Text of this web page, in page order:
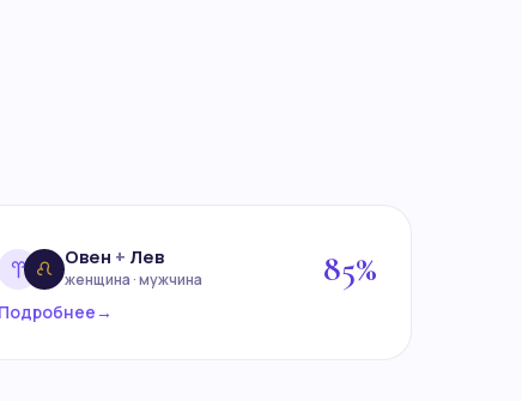
Овен + Лев
женщина · мужчина 85%
Подробнее→